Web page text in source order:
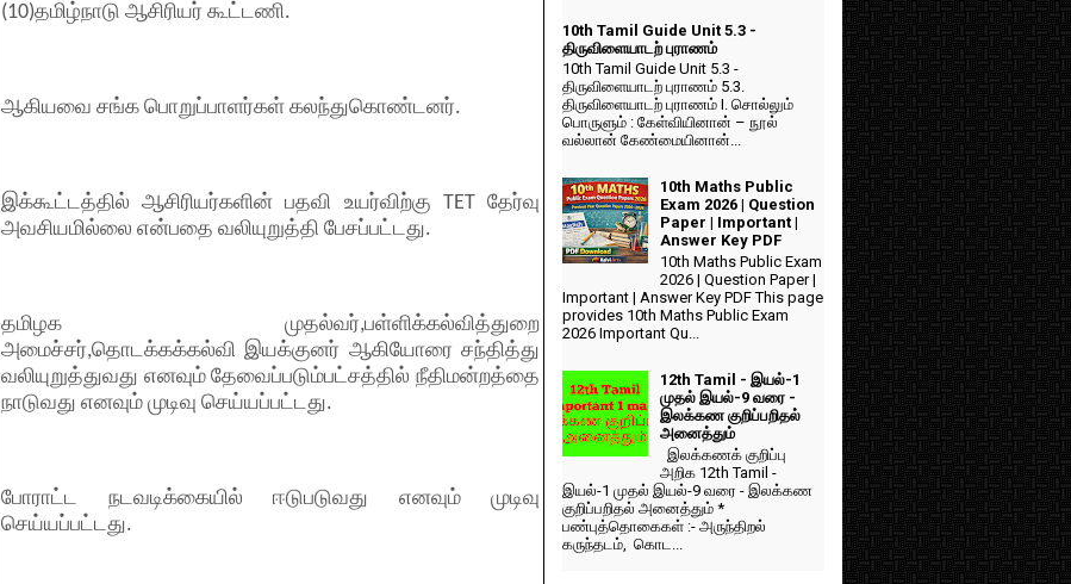
(10)தமிழ்நாடு ஆசிரியர் கூட்டணி.
ஆகியவை சங்க பொறுப்பாளர்கள் கலந்துகொண்டனர்.
இக்கூட்டத்தில் ஆசிரியர்களின் பதவி உயர்விற்கு TET தேர்வு
அவசியமில்லை என்பதை வலியுறுத்தி பேசப்பட்டது.
தமிழக முதல்வர்,பள்ளிக்கல்வித்துறை
அமைச்சர்,தொடக்கக்கல்வி இயக்குனர் ஆகியோரை சந்தித்து
வலியுறுத்துவது எனவும் தேவைப்படும்பட்சத்தில் நீதிமன்றத்தை
நாடுவது எனவும் முடிவு செய்யப்பட்டது.
போராட்ட நடவடிக்கையில் ஈடுபடுவது எனவும் முடிவு
செய்யப்பட்டது.
10th Tamil Guide Unit 5.3 -
திருவிளையாடற் புராணம்
10th Tamil Guide Unit 5.3 -
திருவிளையாடற் புராணம் 5.3.
திருவிளையாடற் புராணம் I. சொல்லும்
பொருளும் : கேள்வியினான் – நூல்
வல்லான் கேண்மையினான்...
10th Maths Public
Exam 2026 | Question
Paper | Important |
Answer Key PDF
10th Maths Public Exam
2026 | Question Paper |
Important | Answer Key PDF This page
provides 10th Maths Public Exam
2026 Important Qu...
12th Tamil - இயல்-1
முதல் இயல்-9 வரை -
இலக்கண குறிப்பறிதல்
அனைத்தும்
இலக்கணக் குறிப்பு
அறிக 12th Tamil -
இயல்-1 முதல் இயல்-9 வரை - இலக்கண
குறிப்பறிதல் அனைத்தும் *
பண்புத்தொகைகள் :- அருந்திறல்
கருந்தடம், கொட...